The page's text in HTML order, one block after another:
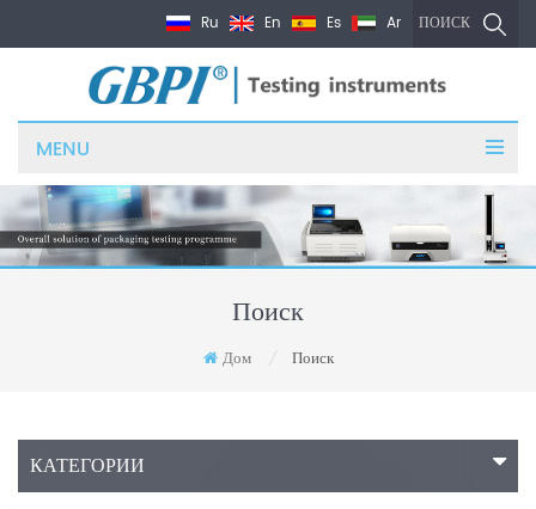
ПОИСК
Ru En Es Ar
MENU
Поиск
Дом Поиск
КАТЕГОРИИ